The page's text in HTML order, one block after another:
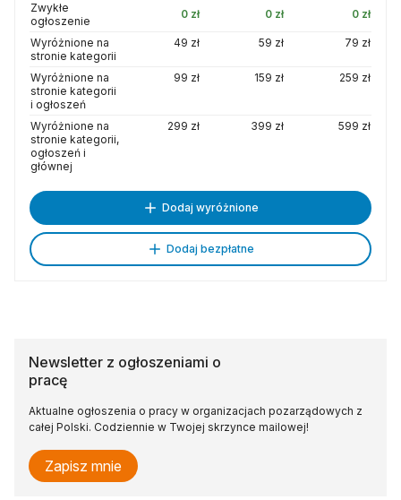
Zwykłe
ogłoszenie
0 zł 0 zł 0 zł
Wyróżnione na
stronie kategorii
49 zł 59 zł 79 zł
Wyróżnione na
stronie kategorii
i ogłoszeń
99 zł 159 zł 259 zł
Wyróżnione na
stronie kategorii,
ogłoszeń i
głównej
299 zł 399 zł 599 zł
Dodaj wyróżnione
Dodaj bezpłatne
Newsletter z ogłoszeniami o
pracę
Aktualne ogłoszenia o pracy w organizacjach pozarządowych z
całej Polski. Codziennie w Twojej skrzynce mailowej!
Zapisz mnie